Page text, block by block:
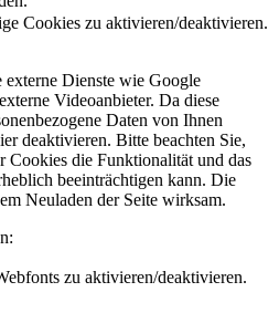
Cookies zu aktivieren/deaktivieren.
externe Dienste wie Google
Videoanbieter. Da diese
Daten von Ihnen
deaktivieren. Bitte beachten Sie,
Cookies die Funktionalität und das
beeinträchtigen kann. Die
Neuladen der Seite wirksam.
zu aktivieren/deaktivieren.